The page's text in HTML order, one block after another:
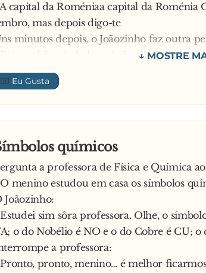
capital da Roméniaa capital da Roménia
mas depois digo-te
minutos depois, o Joãozinho faz outra
- Pai, qual é o símbolo químico da Prata?
o pai volta a coçar a cabeça e diz:
símbolo químico da Pratada PrataBem,
– continuou o Joãozinho com mais
Portugal?
filho, deixa o teu pai ler o jornal
o homem berra:
mulher, mas qual é o problema?! Deixa
👍🏼
químicos
a professora de Física e Química
menino estudou em casa os símbolos
Joãozinho:
sim sôra professora. Olhe, o
o do Nobélio é NO e o do Cobre é CU;
a professora:
pronto, menino… é melhor